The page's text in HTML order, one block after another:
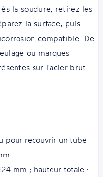
la soudure, retirez les
la surface, puis
compatible. De
ou marques
sur l'acier brut
pour recouvrir un tube
mm ; hauteur totale :